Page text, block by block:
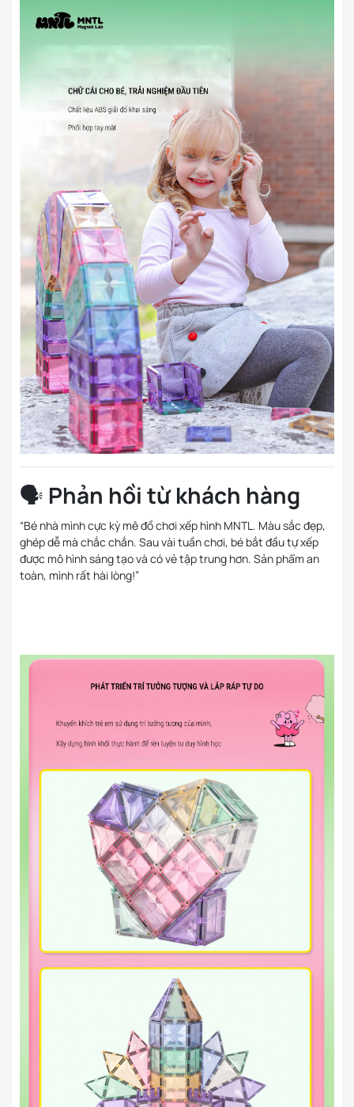
🗣️ Phản hồi từ khách hàng
“Bé nhà mình cực kỳ mê đồ chơi xếp hình MNTL. Màu sắc đẹp,
ghép dễ mà chắc chắn. Sau vài tuần chơi, bé bắt đầu tự xếp
được mô hình sáng tạo và có vẻ tập trung hơn. Sản phẩm an
toàn, mình rất hài lòng!”